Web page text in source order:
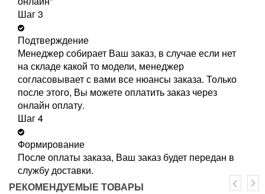
Шаг 3
Подтверждение
Менеджер собирает Ваш заказ, в случае если нет
на складе какой то модели, менеджер
согласовывает с вами все нюансы заказа. Только
после этого, Вы можете оплатить заказ через
онлайн оплату.
Шаг 4
Формирование
После оплаты заказа, Ваш заказ будет передан в
службу доставки.
РЕКОМЕНДУЕМЫЕ ТОВАРЫ